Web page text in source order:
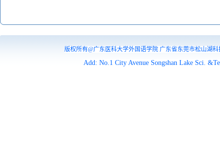
版权所有@广东医科大学外国语学院 广东省东莞市松山湖
Add: No.1 City Avenue Songshan Lake Sci.